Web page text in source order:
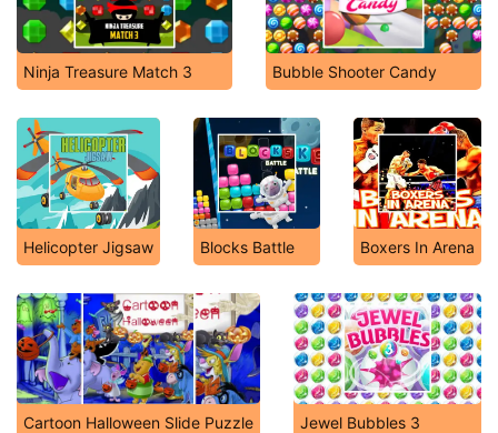
Ninja Treasure Match 3 Bubble Shooter Candy
Helicopter Jigsaw Blocks Battle Boxers In Arena
Cartoon Halloween Slide Puzzle Jewel Bubbles 3